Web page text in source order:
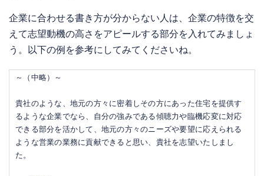
企業に合わせる書き方が分からない人は、企業の特徴を交
えて志望動機の高さをアピールする部分を入れてみましょ
う。以下の例を参考にしてみてくださいね。
～（中略）～
貴社のような、地元の方々に密着しその方にあった住宅を提供す
るような企業でなら、自分の強みである傾聴力や臨機応変に対応
できる部分を活かして、地元の方々のニーズや要望に応えられる
ような営業の業務に貢献できると思い、貴社を志望いたしまし
た。